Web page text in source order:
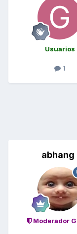
Usuarios
1
abhang
Moderador